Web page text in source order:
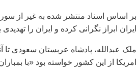
بر اساس اسناد منتشر شده به غير از
ايران ابراز نگرانی کرده و ايران را
ملک عبدالله، پادشاه عربستان سعودی تا
امريکا از اين کشور خواسته بود «با